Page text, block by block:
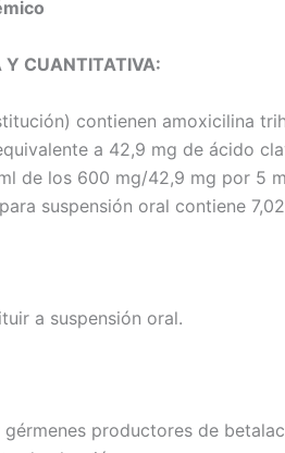
Y CUANTITATIVA:
contienen amoxicilina
a 42,9 mg de ácido
de los 600 mg/42,9 mg por 5
suspensión oral contiene
a suspensión oral.
productores de